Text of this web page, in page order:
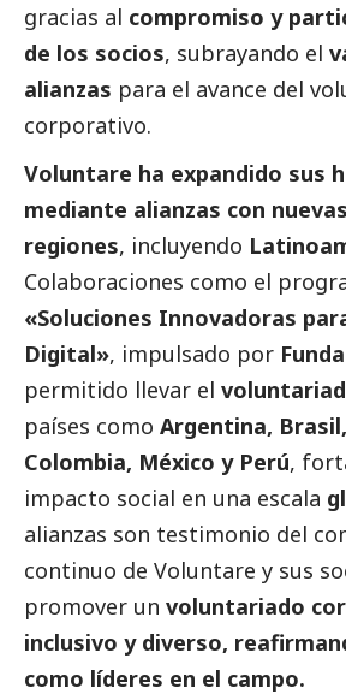
gracias al compromiso y
de los socios, subrayando el
alianzas para el avance del
corporativo.
Voluntare ha expandido sus
mediante alianzas con
regiones, incluyendo
Colaboraciones como el
«Soluciones Innovadoras
Digital», impulsado por
permitido llevar el
países como Argentina,
Colombia, México y Perú,
impacto social en una escala
alianzas son testimonio del
continuo de Voluntare y sus
promover un voluntariado
inclusivo y diverso,
como líderes en el campo.